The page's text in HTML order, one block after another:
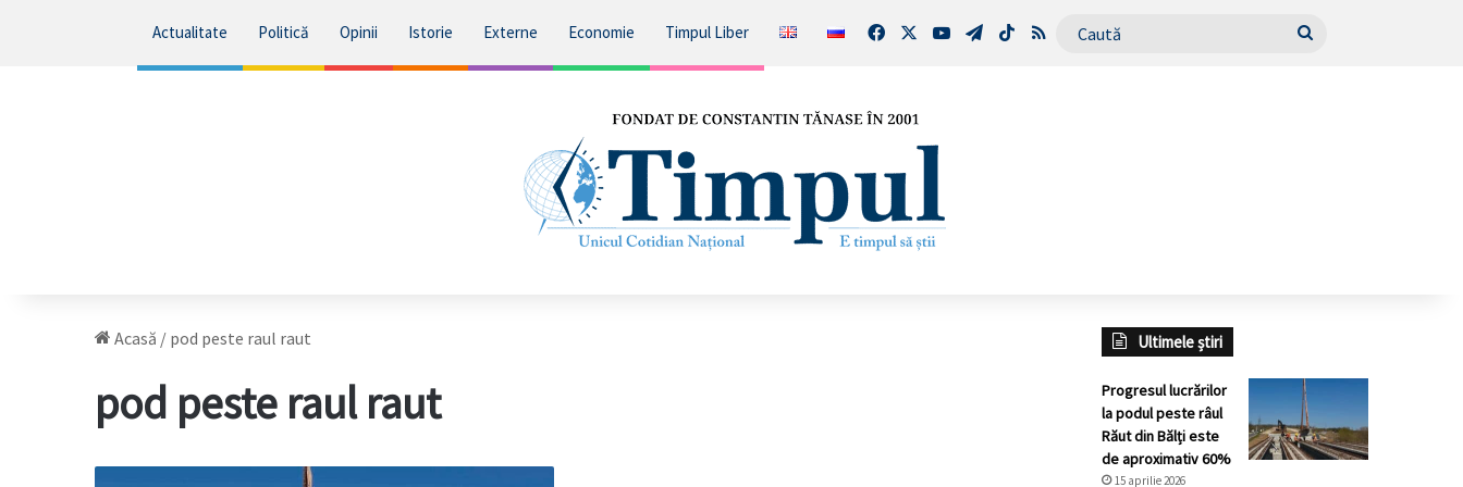
Actualitate Politică Opinii Istorie Externe Economie Timpul Liber FacebookYouTubeTelegram
TikTokRSS Caută
Acasă / pod peste raul raut
pod peste raul raut
Ultimele știri
Progresul lucrărilor
la podul peste râul
Răut din Bălți este
de aproximativ 60%
15 aprilie 2026